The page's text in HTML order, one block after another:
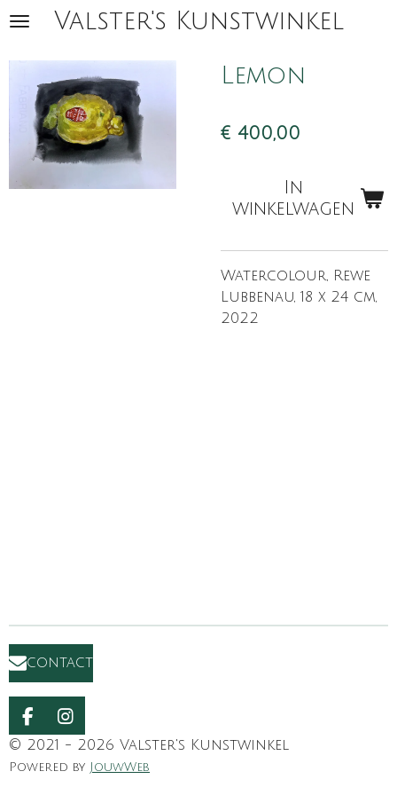
Ga
naar
hoofdinhoud
Valster's Kunstwinkel
Lemon
€ 400,00
In
winkelwagen
Watercolour, Rewe
Lubbenau, 18 x 24 cm,
2022
contact
F
a
e
I
n
t
© 2021 - 2026 Valster's Kunstwinkel
Powered by JouwWeb